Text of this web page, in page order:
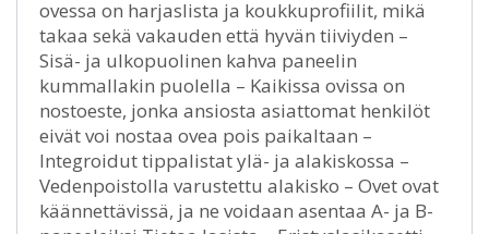
ovessa on harjaslista ja koukkuprofiilit, mikä
takaa sekä vakauden että hyvän tiiviyden –
Sisä- ja ulkopuolinen kahva paneelin
kummallakin puolella – Kaikissa ovissa on
nostoeste, jonka ansiosta asiattomat henkilöt
eivät voi nostaa ovea pois paikaltaan –
Integroidut tippalistat ylä- ja alakiskossa –
Vedenpoistolla varustettu alakisko – Ovet ovat
käännettävissä, ja ne voidaan asentaa A- ja B-